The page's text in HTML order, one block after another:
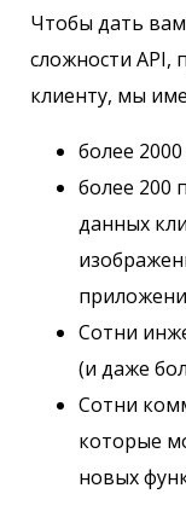
Чтобы дать
сложности API,
клиенту, мы
более
более 200
данных
Сотни
(и даже
Сотни
которые
новых